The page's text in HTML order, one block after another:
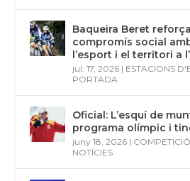
Baqueira Beret
compromís social
l’esport i el territori a
jul. 17, 2026 | ESTACIONS
PORTADA
Oficial: L’esquí de
programa olímpic i
juny 18, 2026 | COMPETICIÓ
NOTÍCIES